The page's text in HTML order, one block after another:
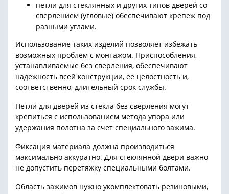
петли для стеклянных и других типов дверей со
сверлением (угловые) обеспечивают крепеж под
разными углами.
Использование таких изделий позволяет избежать
возможных проблем с монтажом. Приспособления,
устанавливаемые без сверления, обеспечивают
надежность всей конструкции, ее целостность и,
соответственно, длительный срок службы.
Петли для дверей из стекла без сверления могут
крепиться с использованием метода упора или
удержания полотна за счет специального зажима.
Фиксация материала должна производиться
максимально аккуратно. Для стеклянной двери важно
не допустить перетяжку специальными болтами.
Область зажимов нужно укомплектовать резиновыми,